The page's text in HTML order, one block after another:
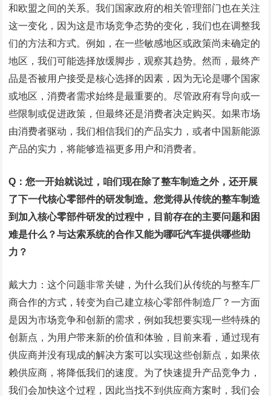
和欧盟之间的关系。我们国家政府的相关管理部门也在关注
这一变化，因为这是市场竞争态势的变化，我们也在调整我
们的方法和方式。例如，在一些敏感地区或政策尚未确定的
地区，我们可能选择放缓脚步，观察其趋势。然而，最终产
品是否被用户接受是核心选择的因素，因为无论是哪个国家
或地区，消费者需求始终是最重要的。尽管政府有导向或一
些限制或促进政策，但最终还是消费者决定购买。如果市场
由消费者驱动，我们相信我们的产品实力，或者中国新能源
产品的实力，将能够造福更多用户和消费者。
Q：您一开始就说过，咱们现在除了整车制造之外，还开展
了下一代核心零部件的研发制造。您觉得从传统的整车制造
到加入核心零部件研发的过程中，目前存在的主要问题和困
难是什么？与达索系统的合作又能为哪吒汽车提供哪些助
力？
戴大力：这个问题非常关键，为什么我们从传统的与整车厂
商合作的方式，转变为自己建立核心零部件制造厂？一方面
是因为市场竞争和创新的需求，例如我想要实现一些特殊的
创新点，为用户带来新的价值和体验，目前来看，通过现有
供应商并没有现成的解决方案可以实现这些创新点，如果依
赖供应商，将降低我们的速度。为了快速提升产品竞争力，
我们会加快这个过程，因此当找不到供应商方案时，我们会